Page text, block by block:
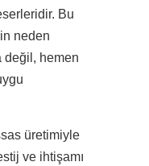
Bu
neden
değil, hemen
üretimiyle
ve ihtişamı